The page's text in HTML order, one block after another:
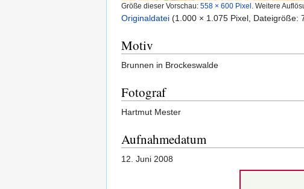
Größe dieser Vorschau: 558 × 600 Pixel Weitere
Originaldatei (1.000 × 1.075 Pixel, Dateigröße:
Motiv
Brunnen in Brockeswalde
Fotograf
Hartmut Mester
Aufnahmedatum
12. Juni 2008